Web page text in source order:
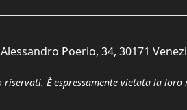
Poerio, 34, 30171
È espressamente vietata la